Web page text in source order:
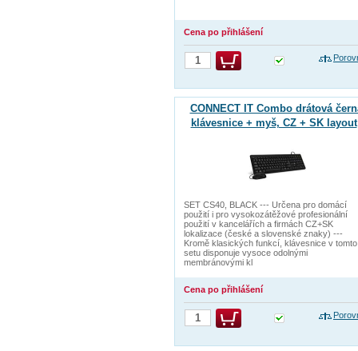
Cena po přihlášení
CONNECT IT Combo drátová
klávesnice + myš, CZ + SK layout
SET CS40, BLACK --- Určena pro domácí
použití i pro vysokozátěžové profesionální
použití v kancelářích a firmách CZ+SK
lokalizace (české a slovenské znaky) ---
Kromě klasických funkcí, klávesnice v tomto
setu disponuje vysoce odolnými
membránovými kl
Cena po přihlášení